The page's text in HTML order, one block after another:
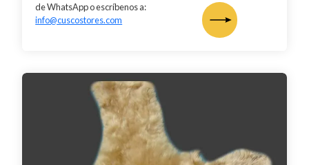
de WhatsApp o escríbenos a:
info@cuscostores.com